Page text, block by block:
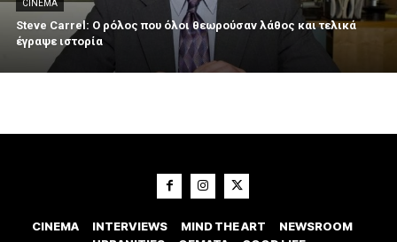
CINEMA
Steve Carrel: Ο ρόλος που όλοι θεωρούσαν λάθος και τελικά
έγραψε ιστορία
CINEMA INTERVIEWS MIND THE ART
NEWSROOM